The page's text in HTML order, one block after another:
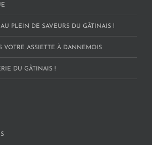
PLEIN DE SAVEURS DU GÂTINAIS !
VOTRE ASSIETTE À DANNEMOIS
DU GÂTINAIS !